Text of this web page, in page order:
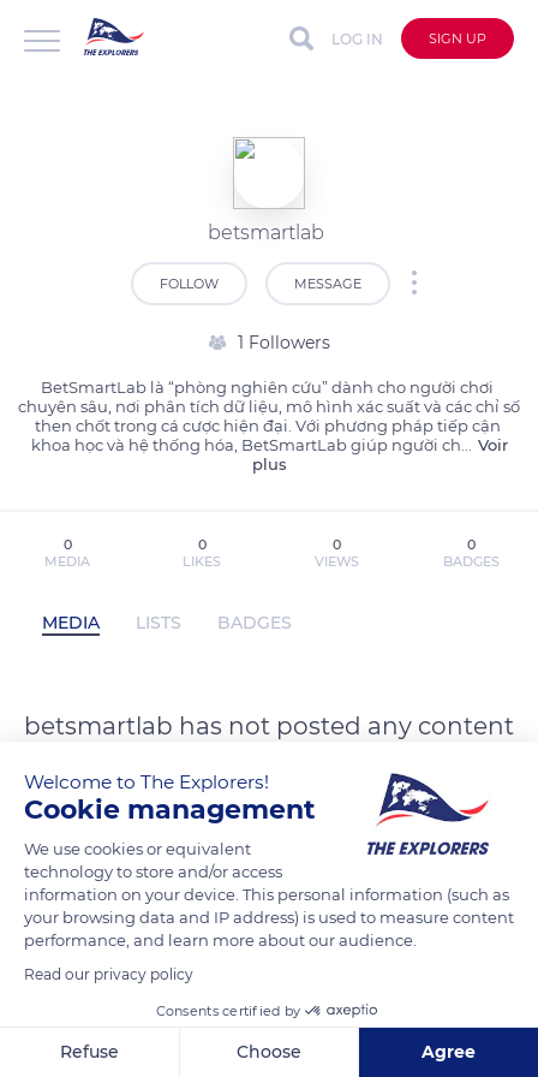
LOG IN SIGN UP
betsmartlab
FOLLOW MESSAGE
1 Followers
BetSmartLab là “phòng nghiên cứu” dành cho người chơi
chuyên sâu, nơi phân tích dữ liệu, mô hình xác suất và các chỉ số
then chốt trong cá cược hiện đại. Với phương pháp tiếp cận
khoa học và hệ thống hóa, BetSmartLab giúp người ch
Voir
plus
0
MEDIA
0
LIKES
0
VIEWS
0
BADGES
MEDIA LISTS BADGES
betsmartlab has not posted any content
Welcome to The Explorers!
Cookie management
We use cookies or equivalent
technology to store and/or access
information on your device. This personal information (such as
your browsing data and IP address) is used to measure content
performance, and learn more about our audience.
Read our privacy policy
Consents certified by
Refuse Choose Agree